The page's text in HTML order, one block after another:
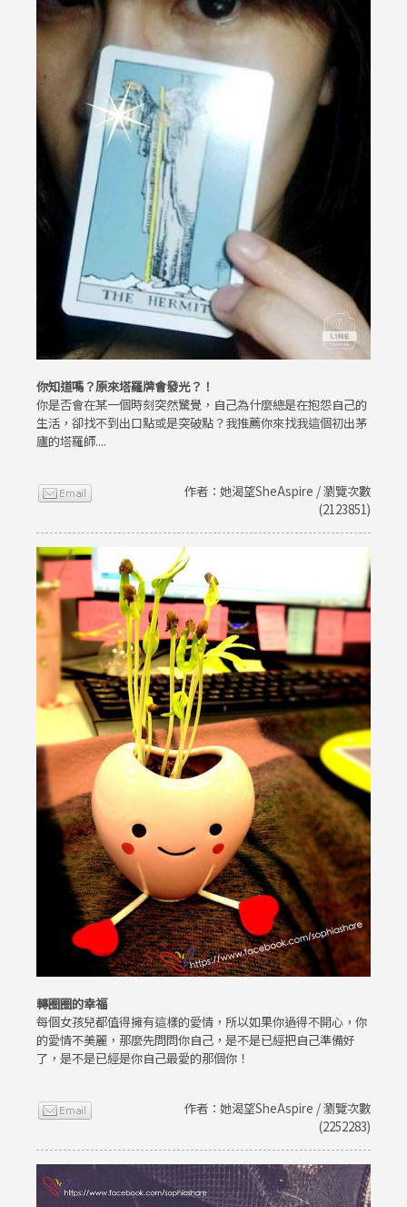
你知道嗎？原來塔羅牌會發光？！
你是否會在某一個時刻突然驚覺，自己為什麼總是在抱怨自己的
生活，卻找不到出口點或是突破點？我推薦你來找我這個初出茅
廬的塔羅師....
作者：她渴望SheAspire / 瀏覽次數
(2123851)
轉圈圈的幸福
每個女孩兒都值得擁有這樣的愛情，所以如果你過得不開心，你
的愛情不美麗，那麼先問問你自己，是不是已經把自己準備好
了，是不是已經是你自己最愛的那個你！
作者：她渴望SheAspire / 瀏覽次數
(2252283)